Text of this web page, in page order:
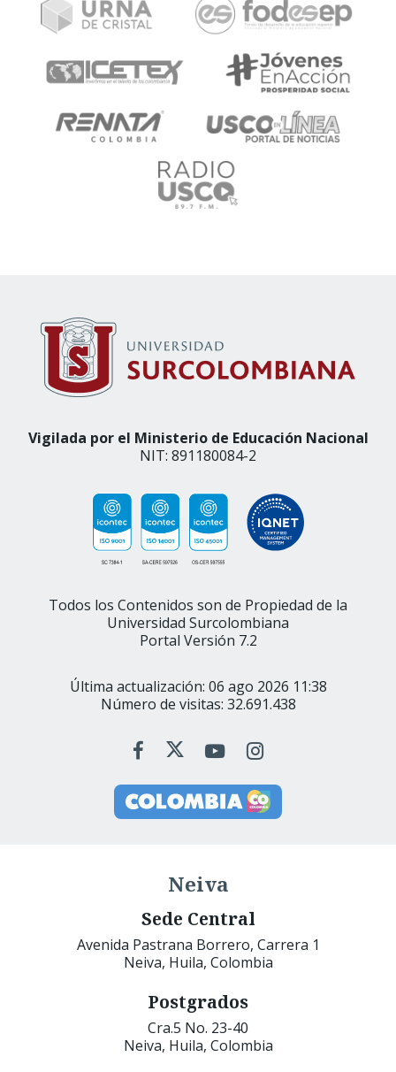
Vigilada por el Ministerio de Educación Nacional
NIT: 891180084-2
Todos los Contenidos son de Propiedad de la
Universidad Surcolombiana
Portal Versión 7.2
Última actualización: 06 ago 2026 11:38
Número de visitas: 32.691.438
Neiva
Sede Central
Avenida Pastrana Borrero, Carrera 1
Neiva, Huila, Colombia
Postgrados
Cra.5 No. 23-40
Neiva, Huila, Colombia